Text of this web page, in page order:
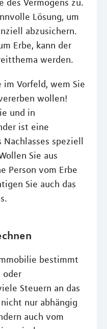
des Vermögens zu.
Lösung, um
abzusichern.
Erbe, kann der
werden.
Vorfeld, wem Sie
wollen!
und in
ist eine
speziell
Sie aus
Person vom Erbe
Sie auch das
bestimmt
oder
Steuern an das
nur abhängig
auch vom